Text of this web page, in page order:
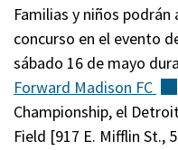
Familias y niños
concurso en el evento
sábado 16 de mayo
Forward Madison FC
Championship, el
Field [917 E. Mifflin St.,